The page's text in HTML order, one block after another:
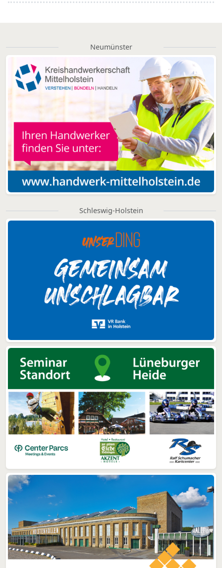
Neumünster
Schleswig-Holstein